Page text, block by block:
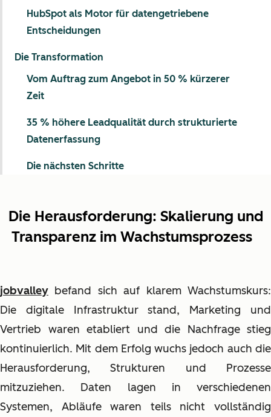
Die Herausforderung: Skalierung und
Transparenz im Wachstumsprozess
jobvalley befand sich auf klarem Wachstumskurs:
Die digitale Infrastruktur stand, Marketing und
Vertrieb waren etabliert und die Nachfrage stieg
kontinuierlich. Mit dem Erfolg wuchs jedoch auch die
Herausforderung, Strukturen und Prozesse
mitzuziehen. Daten lagen in verschiedenen
Systemen, Abläufe waren teils nicht vollständig
HubSpot als Motor für datengetriebene
Entscheidungen
Die Transformation
Vom Auftrag zum Angebot in 50 % kürzerer
Zeit
35 % höhere Leadqualität durch strukturierte
Datenerfassung
Die nächsten Schritte